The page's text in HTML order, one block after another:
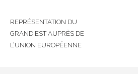
REPRÉSENTATION DU
GRAND EST AUPRÈS DE
L’UNION EUROPÉENNE